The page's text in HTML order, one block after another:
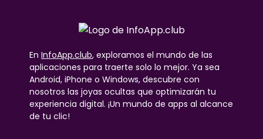
En InfoApp.club, exploramos el mundo de las
aplicaciones para traerte solo lo mejor. Ya sea
Android, iPhone o Windows, descubre con
nosotros las joyas ocultas que optimizarán tu
experiencia digital. ¡Un mundo de apps al alcance
de tu clic!